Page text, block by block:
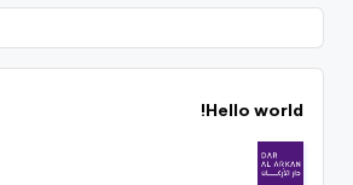
Hello world!